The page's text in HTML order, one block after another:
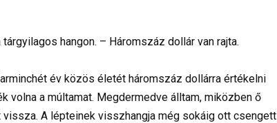
hangon. – Háromszáz dollár van rajta.
év közös életét háromszáz dollárra értékelni
volna a múltamat. Megdermedve álltam, miközben ő
A lépteinek visszhangja még sokáig ott csengett